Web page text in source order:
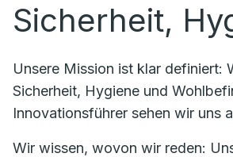
Sicherheit,
Unsere Mission ist klar definiert:
Sicherheit, Hygiene und
Innovationsführer sehen wir uns
Wir wissen, wovon wir reden: